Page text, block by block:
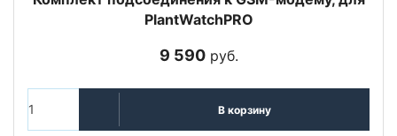
PlantWatchPRO
9 590руб.
В корзину